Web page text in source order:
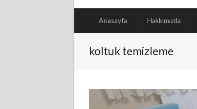
Anasayfa Hakkımızda
koltuk temizleme